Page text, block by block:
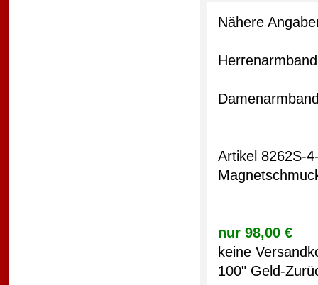
Nähere
Artikel 8262S-
nur 98,00 €
keine
100" Geld-